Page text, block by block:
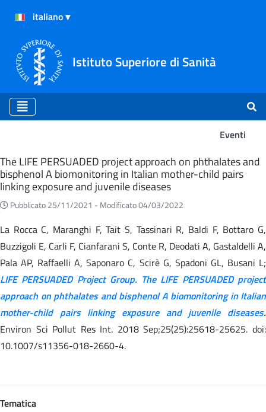
Istituto Superiore di Sanità
Eventi
Eventi
The LIFE PERSUADED project approach on phthalates and
bisphenol A biomonitoring in Italian mother-child pairs
linking exposure and juvenile diseases
Pubblicato 25/11/2021 - Modificato 04/03/2022
La Rocca C, Maranghi F, Tait S, Tassinari R, Baldi F, Bottaro G,
Buzzigoli E, Carli F, Cianfarani S, Conte R, Deodati A, Gastaldelli A,
Pala AP, Raffaelli A, Saponaro C, Scirè G, Spadoni GL, Busani L;
LIFE PERSUADED Project Group. The LIFE PERSUADED project
approach on phthalates and bisphenol A biomonitoring in Italian
mother-child pairs linking exposure and juvenile diseases.
Environ Sci Pollut Res Int. 2018 Sep;25(25):25618-25625. doi:
10.1007/s11356-018-2660-4.
Tematica